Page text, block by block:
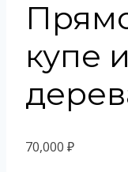
купе
70,000 ₽